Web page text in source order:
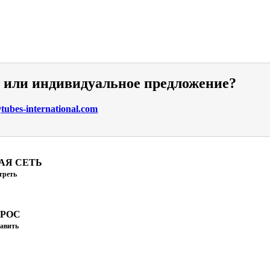
индивидуальное предложение?
international.com
СЕТЬ